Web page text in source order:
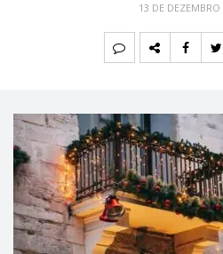
13 DE DEZEMBRO